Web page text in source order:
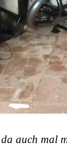
auch mal